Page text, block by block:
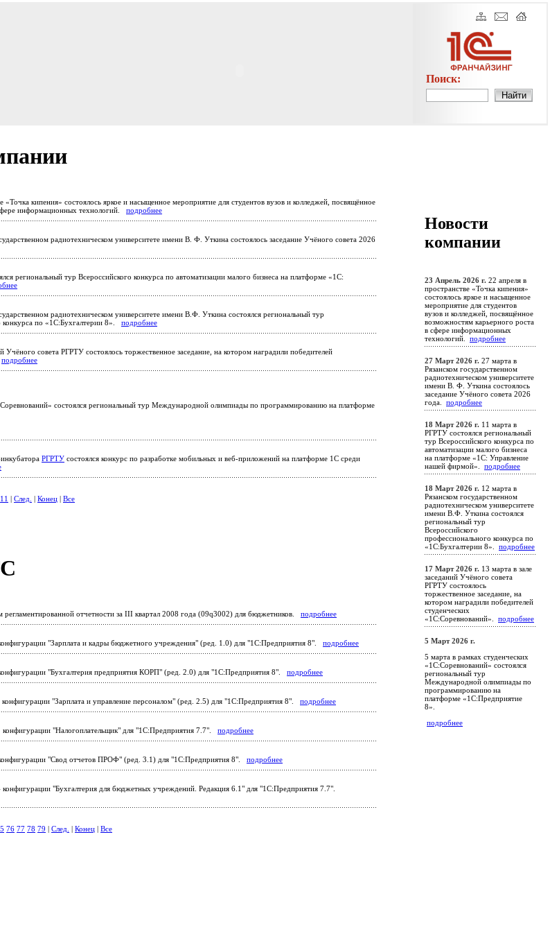
Поиск:
«Точка кипения» состоялось яркое и насыщенное мероприятие для студентов вузов и колледжей, посвящённое
информационных технологий. подробнее
радиотехническом университете имени В. Ф. Уткина состоялось заседание Учёного совета 2026
региональный тур Всероссийского конкурса по автоматизации малого бизнеса на платформе «1С:
радиотехническом университете имени В.Ф. Уткина состоялся региональный тур
конкурса по «1С:Бухгалтерии 8». подробнее
Учёного совета РГРТУ состоялось торжественное заседание, на котором наградили победителей
подробнее
состоялся региональный тур Международной олимпиады по программированию на платформе
РГРТУ состоялся конкурс по разработке мобильных и веб-приложений на платформе 1С среди
11 След. Конец Все
регламентированной отчетности за III квартал 2008 года (09q3002) для бюджетников. подробнее
"Зарплата и кадры бюджетного учреждения" (ред. 1.0) для "1С:Предприятия 8". подробнее
"Бухгалтерия предприятия КОРП" (ред. 2.0) для "1С:Предприятия 8". подробнее
"Зарплата и управление персоналом" (ред. 2.5) для "1С:Предприятия 8". подробнее
"Налогоплательщик" для "1С:Предприятия 7.7". подробнее
"Свод отчетов ПРОФ" (ред. 3.1) для "1С:Предприятия 8". подробнее
"Бухгалтерия для бюджетных учреждений. Редакция 6.1" для "1С:Предприятия 7.7".
76 77 78 79 След. Конец Все
Новости
компании
23 Апрель 2026 г. 22 апреля в
пространстве «Точка кипения»
состоялось яркое и насыщенное
мероприятие для студентов
вузов и колледжей, посвящённое
возможностям карьерного роста
в сфере информационных
технологий. подробнее
27 Март 2026 г. 27 марта в
Рязанском государственном
радиотехническом университете
имени В. Ф. Уткина состоялось
заседание Учёного совета 2026
года. подробнее
18 Март 2026 г. 11 марта в
РГРТУ состоялся региональный
тур Всероссийского конкурса по
автоматизации малого бизнеса
на платформе «1С: Управление
нашей фирмой». подробнее
18 Март 2026 г. 12 марта в
Рязанском государственном
радиотехническом университете
имени В.Ф. Уткина состоялся
региональный тур
Всероссийского
профессионального конкурса по
«1С:Бухгалтерии 8». подробнее
17 Март 2026 г. 13 марта в зале
заседаний Учёного совета
РГРТУ состоялось
торжественное заседание, на
котором наградили победителей
студенческих
«1С:Соревнований». подробнее
5 Март 2026 г.
5 марта в рамках студенческих
«1С:Соревнований» состоялся
региональный тур
Международной олимпиады по
программированию на
платформе «1С:Предприятие
8».
подробнее